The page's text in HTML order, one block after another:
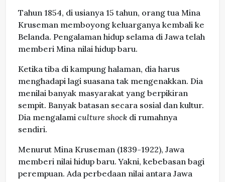
Tahun 1854, di usianya 15 tahun, orang tua Mina
Kruseman memboyong keluarganya kembali ke
Belanda. Pengalaman hidup selama di Jawa telah
memberi Mina nilai hidup baru.
Ketika tiba di kampung halaman, dia harus
menghadapi lagi suasana tak mengenakkan. Dia
menilai banyak masyarakat yang berpikiran
sempit. Banyak batasan secara sosial dan kultur.
Dia mengalami culture shock di rumahnya
sendiri.
Menurut Mina Kruseman (1839-1922), Jawa
memberi nilai hidup baru. Yakni, kebebasan bagi
perempuan. Ada perbedaan nilai antara Jawa